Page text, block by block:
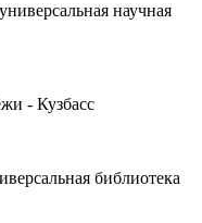
научная
- Кузбасс
библиотека